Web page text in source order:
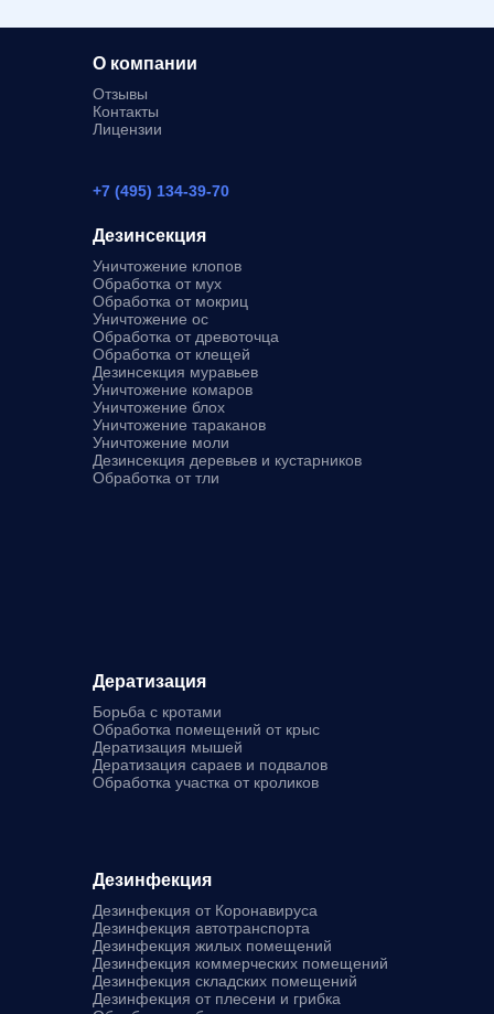
Дезинсекция
Уничтожение клопов
Обработка от мух
Обработка от мокриц
Уничтожение ос
Обработка от древоточца
Обработка от клещей
Дезинсекция муравьев
Уничтожение комаров
Уничтожение блох
Уничтожение тараканов
Уничтожение моли
Дезинсекция деревьев и кустарников
Обработка от тли
Дератизация
Борьба с кротами
Обработка помещений от крыс
Дератизация мышей
Дератизация сараев и подвалов
Обработка участка от кроликов
Дезинфекция
Дезинфекция от Коронавируса
Дезинфекция автотранспорта
Дезинфекция жилых помещений
Дезинфекция коммерческих помещений
Дезинфекция складских помещений
Дезинфекция от плесени и грибка
О компании
Отзывы
Контакты
Лицензии
+7 (495) 134-39-70